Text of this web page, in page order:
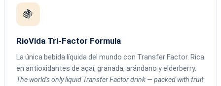
🍇
RioVida Tri-Factor Formula
La única bebida líquida del mundo con Transfer Factor. Rica
en antioxidantes de açaí, granada, arándano y elderberry.
The world's only liquid Transfer Factor drink — packed with fruit